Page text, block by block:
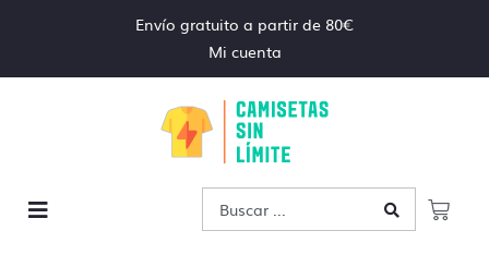
Envío gratuito a partir de 80€
Mi cuenta